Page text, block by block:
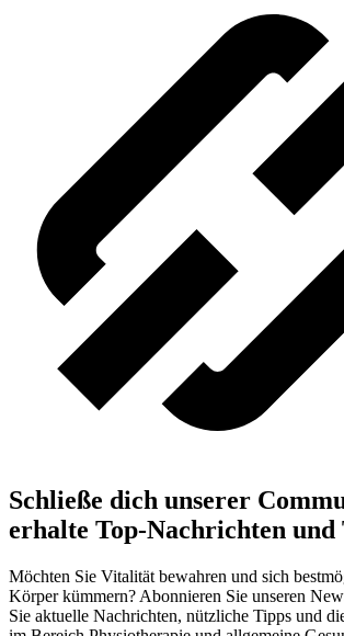
Schließe dich unserer
erhalte Top-Nachrichten und
Möchten Sie Vitalität bewahren und sich
Körper kümmern? Abonnieren Sie unseren
Sie aktuelle Nachrichten, nützliche Tipps und